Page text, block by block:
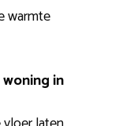
warmte
in